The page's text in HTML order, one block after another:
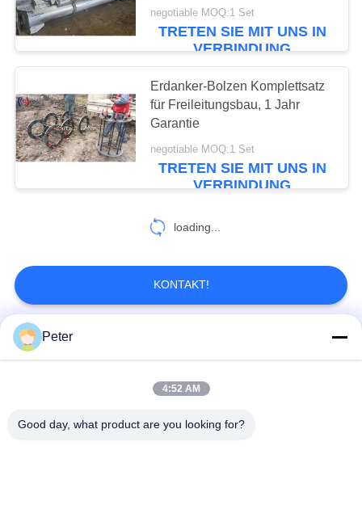
OPGW, das
Werkzeuge aufreiht
Abziehvorrichtung
200
Turm-Aufrichtungs-
Werkzeuge
93
negotiable MOQ:1 Set
TRETEN SIE MIT UNS IN
VERBINDUNG
Erdanker-Bolzen Komplettsatz
für Freileitungsbau, 1 Jahr
Garantie
negotiable MOQ:1 Set
TRETEN SIE MIT UNS IN
VERBINDUNG
loading...
KONTAKT!
Beliebte Kategorien
Peter
4:52 AM
Good day, what product are you looking for?